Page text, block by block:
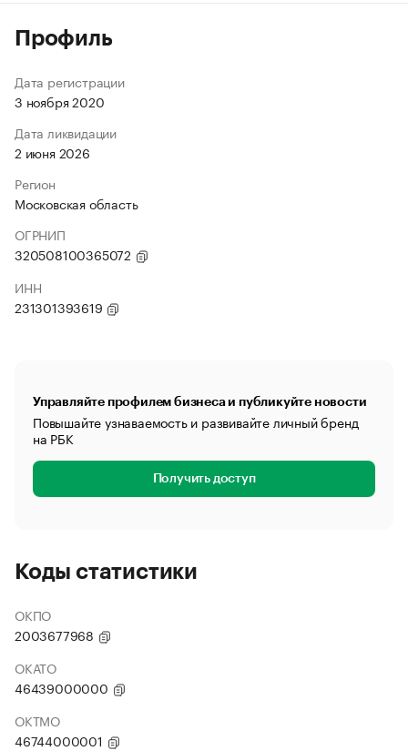
Профиль
Дата регистрации
3 ноября 2020
Дата ликвидации
2 июня 2026
Регион
Московская область
ОГРНИП
320508100365072
ИНН
231301393619
Управляйте профилем бизнеса и публикуйте новости
Повышайте узнаваемость и развивайте личный бренд
на РБК
Получить доступ
Коды статистики
ОКПО
2003677968
ОКАТО
46439000000
ОКТМО
46744000001